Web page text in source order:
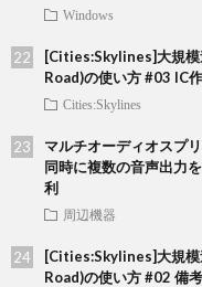
Windows
[Cities:Skylines]大規
Road)の使い方 #03 IC
Cities:Skylines
マルチオーディオスプ
同時に複数の音声出力
利
周辺機器
[Cities:Skylines]大規
Road)の使い方 #02 備